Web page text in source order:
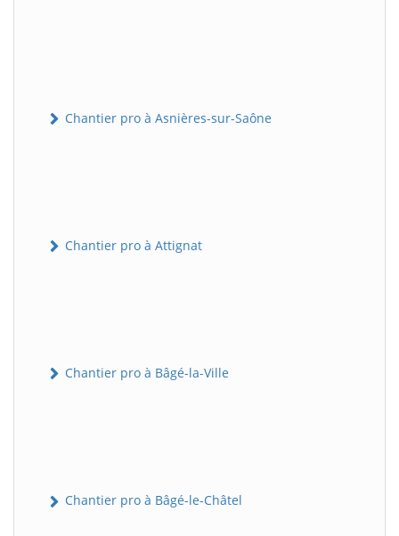
Chantier pro à Asnières-sur-Saône
Chantier pro à Attignat
Chantier pro à Bâgé-la-Ville
Chantier pro à Bâgé-le-Châtel